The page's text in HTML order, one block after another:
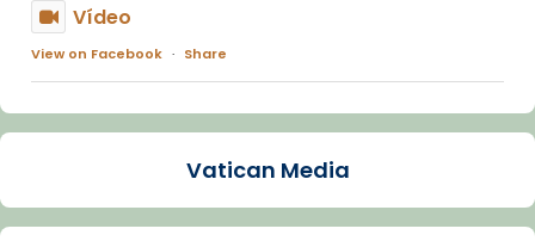
Vídeo
View on Facebook · Share
Arquebisbat de Barcelona
La Carmina va patir depressió. Fa gairebé
dos mesos, a l'Estadi Lluís Companys, la
Vatican Media